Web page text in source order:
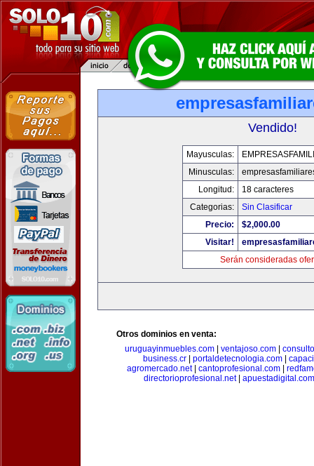
Vendido!
Mayusculas:
Minusculas:
Longitud:
18 caracteres
Categorias:
Sin Clasificar
Precio:
$2,000.00
Visitar!
Serán consideradas
Otros dominios en venta:
uruguayinmuebles.com
ventajoso.com
business.cr
portaldetecnologia.com
agromercado.net| cantoprofesional.com
directorioprofesional.net| apuestadigital.com